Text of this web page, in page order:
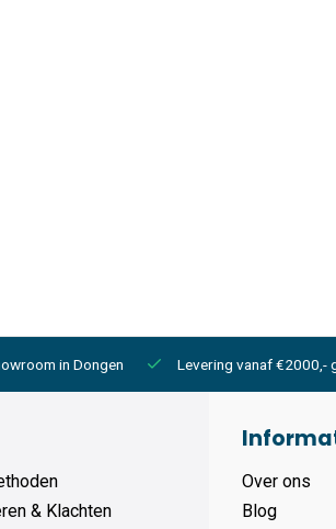
in Dongen Levering vanaf €2000,-
& Klachten
Over ons
Blog